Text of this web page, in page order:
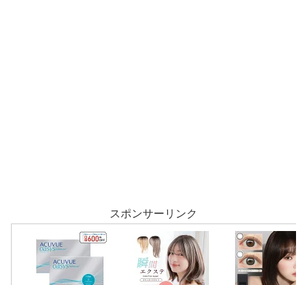
スポンサーリンク